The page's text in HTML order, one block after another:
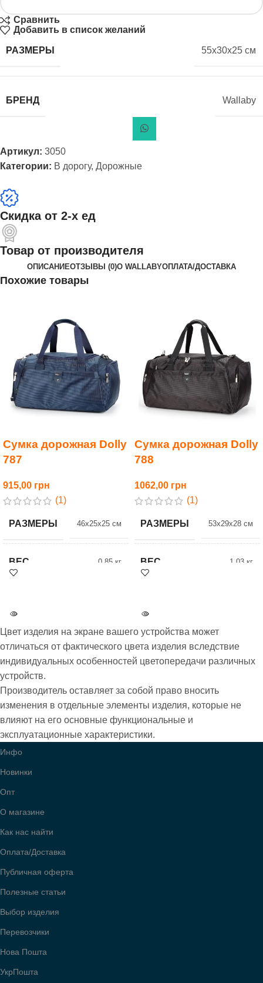
Сравнить
Добавить в список желаний
РАЗМЕРЫ 55x30x25 см
БРЕНД Wallaby
Артикул: 3050
Категории: В дорогу, Дорожные
Скидка от 2-х ед
Товар от производителя
ОПИСАНИЕОТЗЫВЫ (0)О WALLABYОПЛАТА/ДОСТАВКА
Похожие товары
Сумка дорожная Dolly
787
915,00
(1)
РАЗМЕРЫ 46x25x25 см
ВЕС 0.85 кг
Сумка дорожная Dolly
788
1062,00
(1)
РАЗМЕРЫ 53x29x28 см
ВЕС 1.03 кг
Цвет изделия на экране вашего устройства может
отличаться от фактического цвета изделия вследствие
индивидуальных особенностей цветопередачи различных
устройств.
Производитель оставляет за собой право вносить
изменения в отдельные элементы изделия, которые не
влияют на его основные функциональные и
эксплуатационные характеристики.
Инфо
Новинки
Опт
О магазине
Как нас найти
Оплата/Доставка
Публичная оферта
Полезные статьи
Выбор изделия
Перевозчики
Нова Пошта
УкрПошта